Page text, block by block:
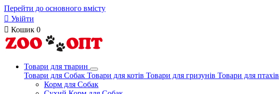
Перейти до основного вмісту
 Увійти
 Кошик 0
Товари для тварин
Товари для Собак Товари для котів Товари для гризунів Товари для птахів
Корм для Собак